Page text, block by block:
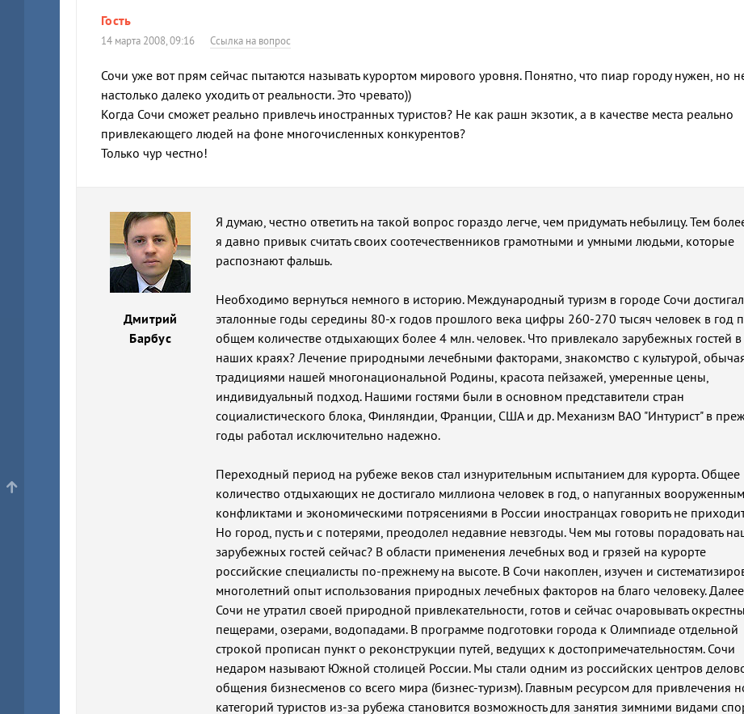
Гость
14 марта 2008, 09:16 Ссылка на вопрос
Сочи уже вот прям сейчас пытаются называть курортом мирового уровня. Понятно, что пиар городу нужен, но
настолько далеко уходить от реальности. Это чревато))
Когда Сочи сможет реально привлечь иностранных туристов? Не как рашн экзотик, а в качестве места реально
привлекающего людей на фоне многочисленных конкурентов?
Только чур честно!
Дмитрий
Барбус
Я думаю, честно ответить на такой вопрос гораздо легче, чем придумать небылицу. Тем
я давно привык считать своих соотечественников грамотными и умными людьми, которые
распознают фальшь.
Необходимо вернуться немного в историю. Международный туризм в городе Сочи
эталонные годы середины 80-х годов прошлого века цифры 260-270 тысяч человек в год
общем количестве отдыхающих более 4 млн. человек. Что привлекало зарубежных гостей в
наших краях? Лечение природными лечебными факторами, знакомство с культурой,
традициями нашей многонациональной Родины, красота пейзажей, умеренные цены,
индивидуальный подход. Нашими гостями были в основном представители стран
социалистического блока, Финляндии, Франции, США и др. Механизм ВАО "Интурист" в
годы работал исключительно надежно.
Переходный период на рубеже веков стал изнурительным испытанием для курорта. Общее
количество отдыхающих не достигало миллиона человек в год, о напуганных
конфликтами и экономическими потрясениями в России иностранцах говорить не
Но город, пусть и с потерями, преодолел недавние невзгоды. Чем мы готовы порадовать
зарубежных гостей сейчас? В области применения лечебных вод и грязей на курорте
российские специалисты по-прежнему на высоте. В Сочи накоплен, изучен и
многолетний опыт использования природных лечебных факторов на благо человеку.
Сочи не утратил своей природной привлекательности, готов и сейчас очаровывать
пещерами, озерами, водопадами. В программе подготовки города к Олимпиаде отдельной
строкой прописан пункт о реконструкции путей, ведущих к достопримечательностям. Сочи
недаром называют Южной столицей России. Мы стали одним из российских центров
общения бизнесменов со всего мира (бизнес-туризм). Главным ресурсом для привлечения
категорий туристов из-за рубежа становится возможность для занятия зимними видами